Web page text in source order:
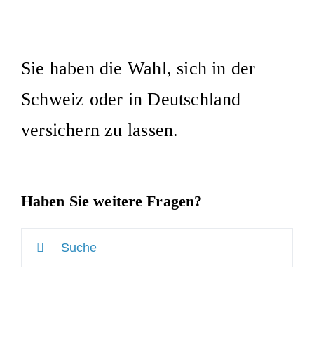
Sie haben die Wahl, sich in der
Schweiz oder in Deutschland
versichern zu lassen.
Haben Sie weitere Fragen?
nach: